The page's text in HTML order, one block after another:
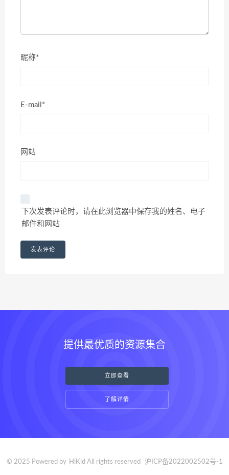
昵称*
E-mail*
网站
下次发表评论时，请在此浏览器中保存我的姓名、电子
邮件和网站
提供最优质的资源集合
立即查看
了解详情
© 2025 Powered by HiKid All rights reserved 沪ICP备2022002502号-1